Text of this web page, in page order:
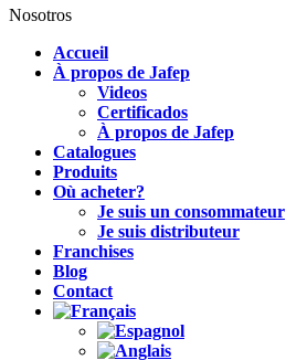
Nosotros
Accueil
À propos de Jafep
Videos
Certificados
À propos de Jafep
Catalogues
Produits
Où acheter?
Je suis un consommateur
Je suis distributeur
Franchises
Blog
Contact